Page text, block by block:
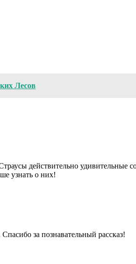
Лесов
действительно
узнать о них!
за познавательный рассказ!